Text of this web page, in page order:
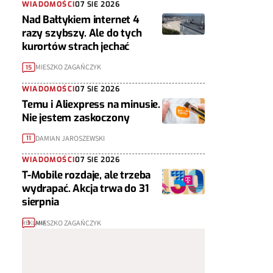
WIADOMOŚCI07 SIE 2026
Nad Bałtykiem internet 4
razy szybszy. Ale do tych
kurortów strach jechać
15 MIESZKO ZAGAŃCZYK
WIADOMOŚCI07 SIE 2026
Temu i Aliexpress na minusie.
Nie jestem zaskoczony
11 DAMIAN JAROSZEWSKI
WIADOMOŚCI07 SIE 2026
T-Mobile rozdaje, ale trzeba
wydrapać. Akcja trwa do 31
sierpnia
1 MIESZKO ZAGAŃCZYK